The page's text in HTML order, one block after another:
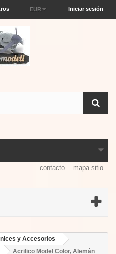
Iniciar sesión
EUR
contacto mapa sitio
y Accesorios
Acrilico Model Color, Alemán